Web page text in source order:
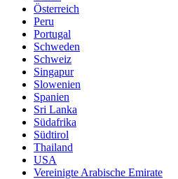
Österreich
Peru
Portugal
Schweden
Schweiz
Singapur
Slowenien
Spanien
Sri Lanka
Südafrika
Südtirol
Thailand
USA
Vereinigte Arabische Emirate